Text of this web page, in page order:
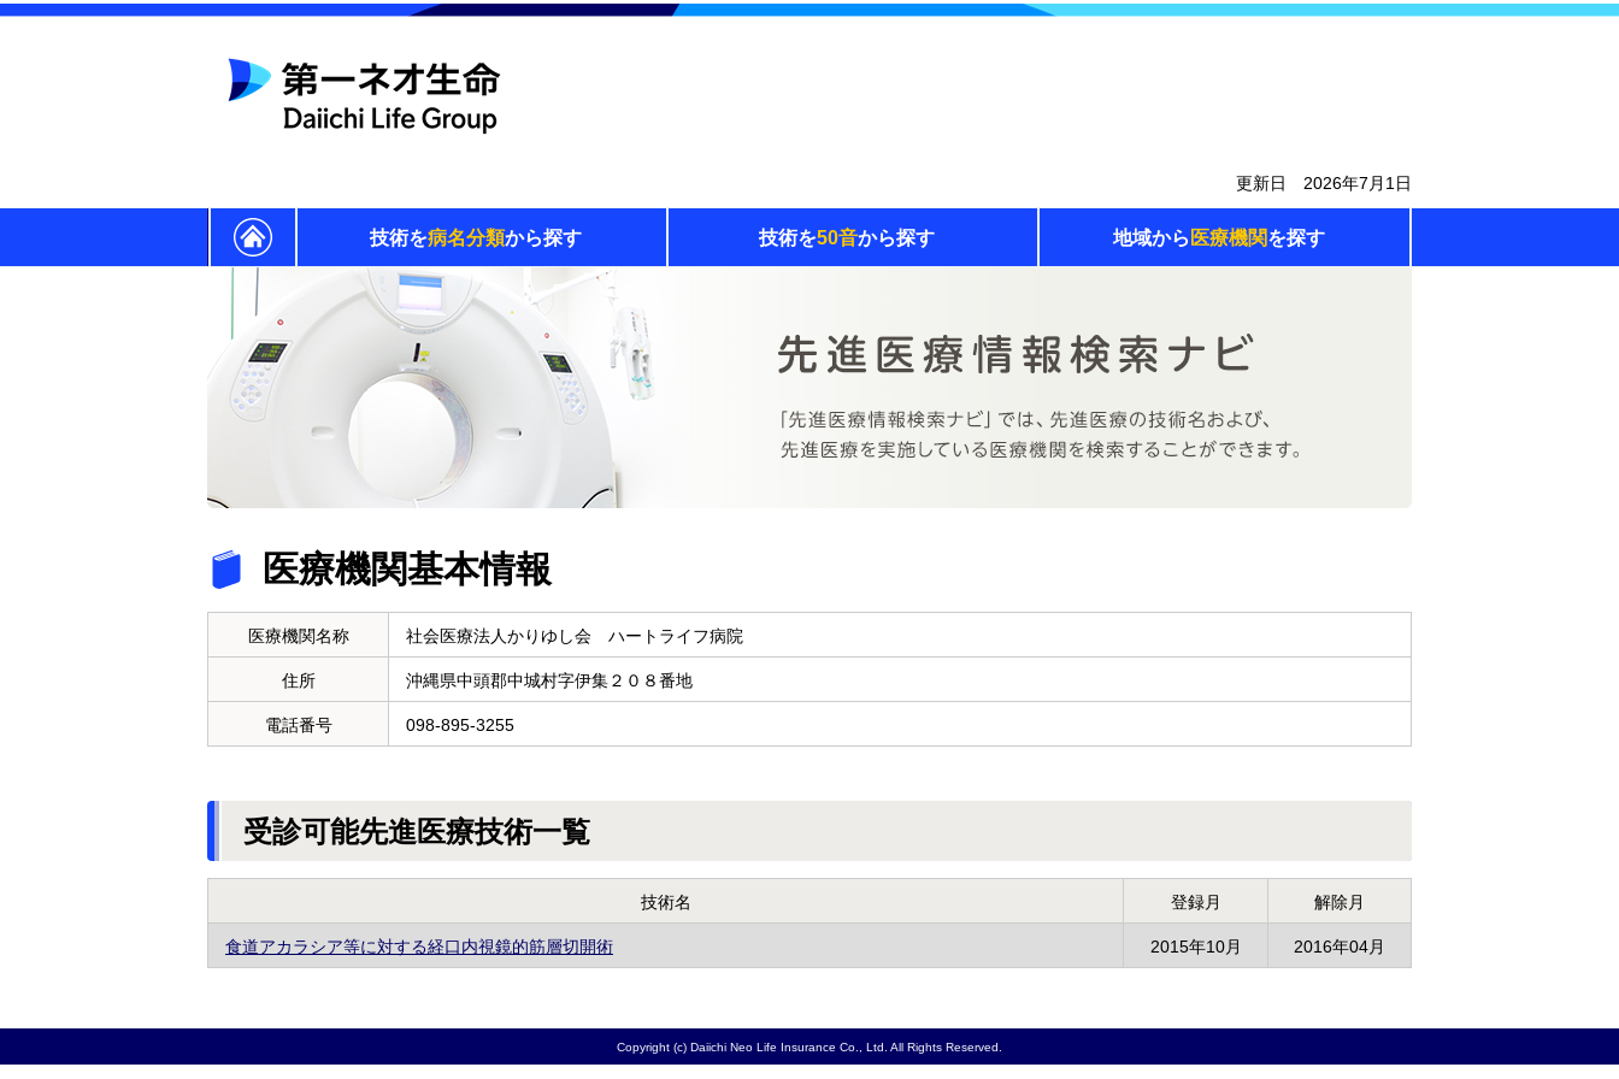
更新日 2026年7月1日
技術を病名分類から探す 技術を50音から探す 地域から 医療機関を探す
医療機関基本情報
医療機関名称 社会医療法人かりゆし会 ハートライフ病院
住所 沖縄県中頭郡中城村字伊集２０８番地
電話番号 098-895-3255
受診可能先進医療技術一覧
技術名 登録月 解除月
食道アカラシア等に対する経口内視鏡的筋層切開術 2015年10月 2016年04月
Copyright (c) Daiichi Neo Life Insurance Co., Ltd. All Rights Reserved.